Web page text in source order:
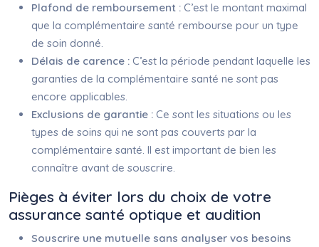
Plafond de remboursement : C’est le montant maximal
que la complémentaire santé rembourse pour un type
de soin donné.
Délais de carence : C’est la période pendant laquelle les
garanties de la complémentaire santé ne sont pas
encore applicables.
Exclusions de garantie : Ce sont les situations ou les
types de soins qui ne sont pas couverts par la
complémentaire santé. Il est important de bien les
connaître avant de souscrire.
Pièges à éviter lors du choix de votre
assurance santé optique et audition
Souscrire une mutuelle sans analyser vos besoins